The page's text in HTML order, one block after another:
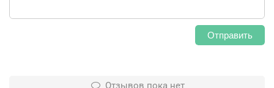
Отправить
Отзывов пока нет